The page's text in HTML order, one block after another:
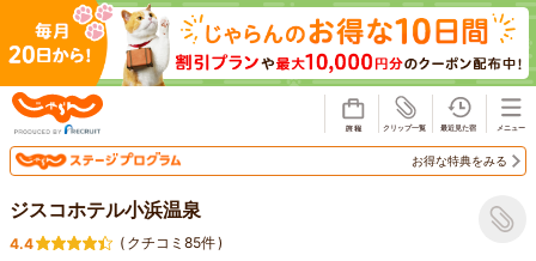
お得な特典をみる
ジスコホテル小浜温泉
4.4 ( クチコミ85件)